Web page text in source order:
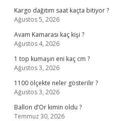
Kargo dağıtım saat kaçta bitiyor ?
Ağustos 5, 2026
Avam Kamarası kaç kişi ?
Ağustos 4, 2026
1 top kumaşın eni kaç cm ?
Ağustos 3, 2026
1100 ölçekte neler gösterilir ?
Ağustos 3, 2026
Ballon d’Or kimin oldu ?
Temmuz 30, 2026